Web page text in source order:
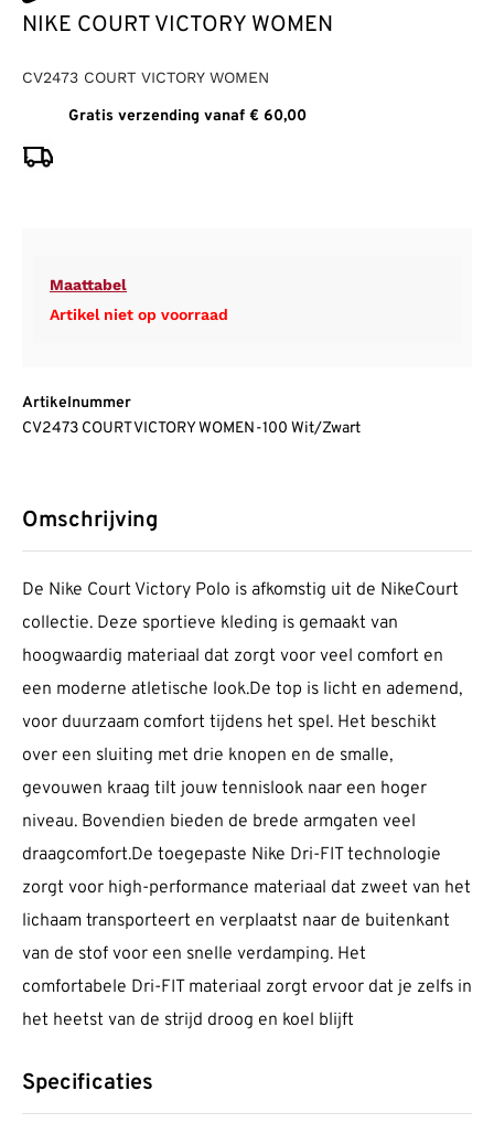
NIKE COURT VICTORY WOMEN
CV2473 COURT VICTORY WOMEN
Gratis verzending vanaf € 60,00
Maattabel
Artikel niet op voorraad
Artikelnummer
CV2473 COURT VICTORY WOMEN-100 Wit/Zwart
Omschrijving
De Nike Court Victory Polo is afkomstig uit de NikeCourt
collectie. Deze sportieve kleding is gemaakt van
hoogwaardig materiaal dat zorgt voor veel comfort en
een moderne atletische look.De top is licht en ademend,
voor duurzaam comfort tijdens het spel. Het beschikt
over een sluiting met drie knopen en de smalle,
gevouwen kraag tilt jouw tennislook naar een hoger
niveau. Bovendien bieden de brede armgaten veel
draagcomfort.De toegepaste Nike Dri-FIT technologie
zorgt voor high-performance materiaal dat zweet van het
lichaam transporteert en verplaatst naar de buitenkant
van de stof voor een snelle verdamping. Het
comfortabele Dri-FIT materiaal zorgt ervoor dat je zelfs in
het heetst van de strijd droog en koel blijft
Specificaties